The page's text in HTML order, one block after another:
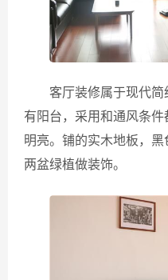
客厅装修属于现代
有阳台，采用和通风条
明亮。铺的实木地板，
两盆绿植做装饰。